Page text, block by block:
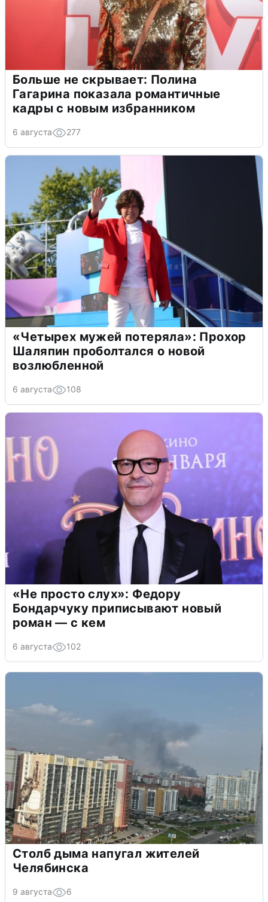
Больше не скрывает: Полина
Гагарина показала романтичные
кадры с новым избранником
6 августа 277
«Четырех мужей потеряла»: Прохор
Шаляпин проболтался о новой
возлюбленной
6 августа 108
«Не просто слух»: Федору
Бондарчуку приписывают новый
роман — с кем
6 августа 102
Столб дыма напугал жителей
Челябинска
9 августа 6